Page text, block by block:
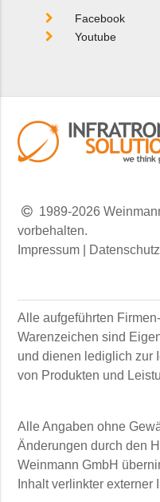
Facebook
Youtube
1989-2026
vorbehalten.
Impressum
Datenschutz
Alle aufgeführten
Warenzeichen sind
und dienen lediglich zur
von Produkten und
Alle Angaben ohne
Änderungen durch den
Weinmann GmbH
Inhalt verlinkter externer